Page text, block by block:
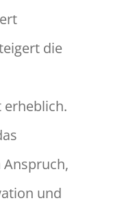
die
und